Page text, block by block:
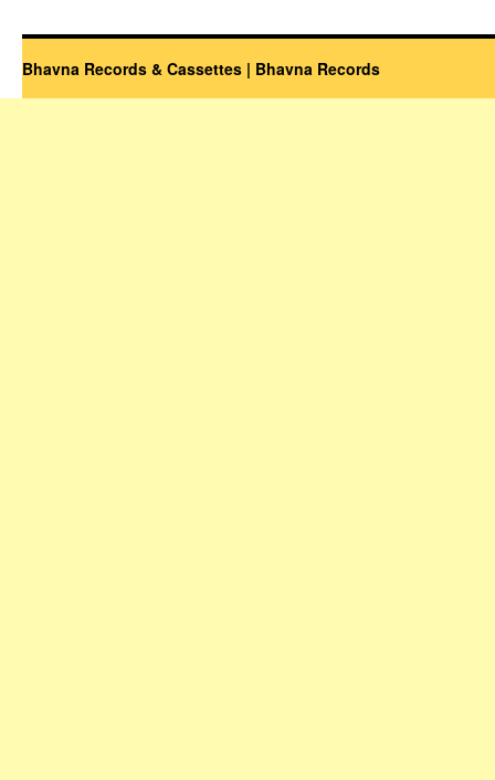
Bhavna Records & Cassettes | Bhavna Records